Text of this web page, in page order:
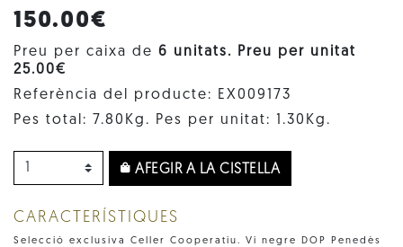
150.00€
Preu per caixa de 6 unitats. Preu per unitat
25.00€
Referència del producte: EX009173
Pes total: 7.80Kg. Pes per unitat: 1.30Kg.
AFEGIR A LA CISTELLA
CARACTERÍSTIQUES
Selecció exclusiva Celler Cooperatiu. Vi negre DOP Penedès